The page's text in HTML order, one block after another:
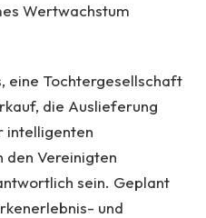
Wertwachstum
eine Tochtergesellschaft
die Auslieferung
intelligenten
den Vereinigten
sein. Geplant
und